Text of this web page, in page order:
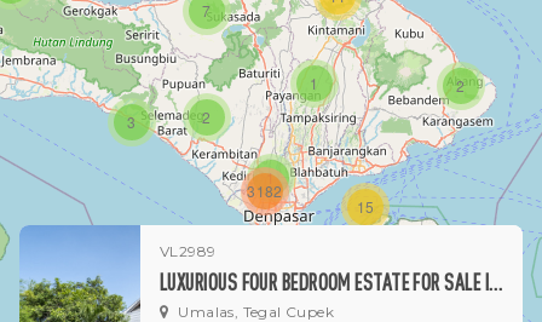
1
1
3
7
2
15
3182
2
VL2989
LUXURIOUS FOUR BEDROOM ESTATE FOR SALE IN UMALAS
Umalas, Tegal Cupek